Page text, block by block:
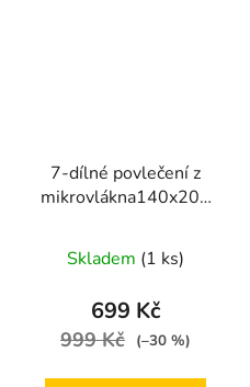
7-dílné povlečení z
mikrovlákna140x200
Skladem (1 ks)
699 Kč
999 Kč (–30 %)